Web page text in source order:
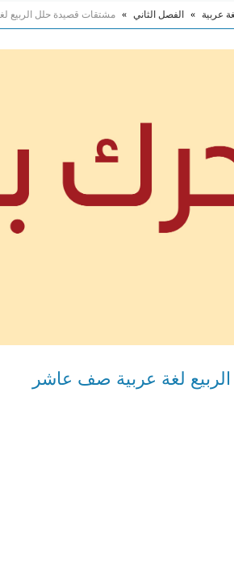
عربية » الفصل الثاني » مشتقات قصيدة حلل الربيع
لغة عربية صف عاشر